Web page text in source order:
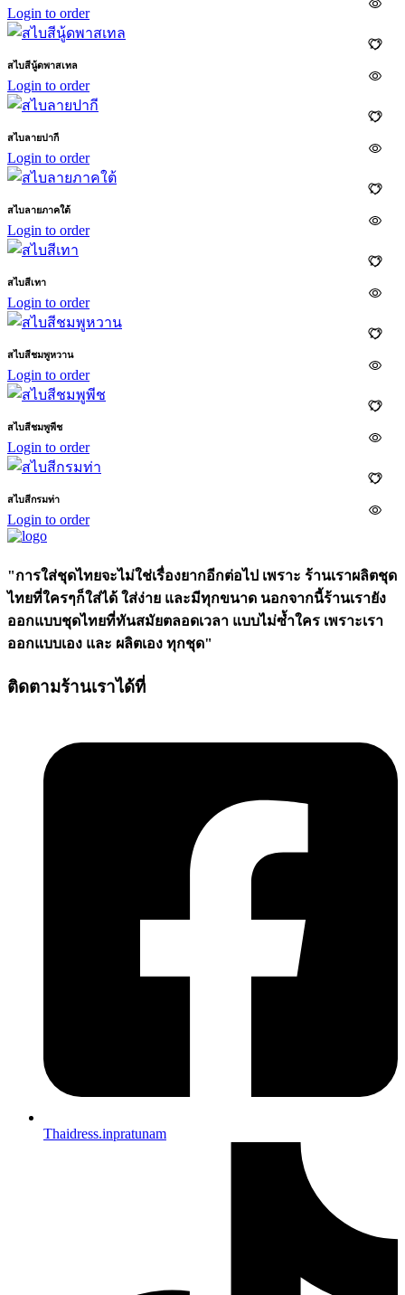
Login to order
สไบสีนู้ดพาสเทล
Login to order
สไบลายปากี
Login to order
สไบลายภาคใต้
Login to order
สไบสีเทา
Login to order
สไบสีชมพูหวาน
Login to order
สไบสีชมพูพีช
Login to order
สไบสีกรมท่า
Login to order
"การใส่ชุดไทยจะไม่ใช่เรื่องยากอีกต่อไป เพราะ ร้านเราผลิตชุด
ไทยที่ใครๆก็ใส่ได้ ใส่ง่าย และมีทุกขนาด นอกจากนี้ร้านเรายัง
ออกแบบชุดไทยที่ทันสมัยตลอดเวลา แบบไม่ซ้ำใคร เพราะเรา
ออกแบบเอง และ ผลิตเอง ทุกชุด"
ติดตามร้านเราได้ที่
Thaidress.inpratunam